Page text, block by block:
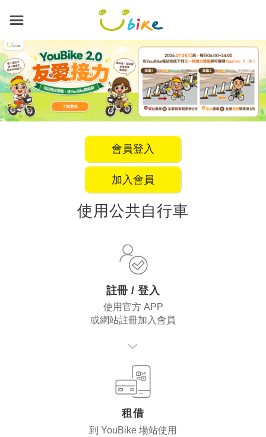
要
內
容
會員登入
加入會員
使用公共自行車
註冊 / 登入
使用官方 APP
或網站註冊加入會員
租借
到 YouBike 場站使用